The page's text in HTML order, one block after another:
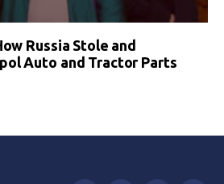
Russia Stole and
Auto and Tractor Parts